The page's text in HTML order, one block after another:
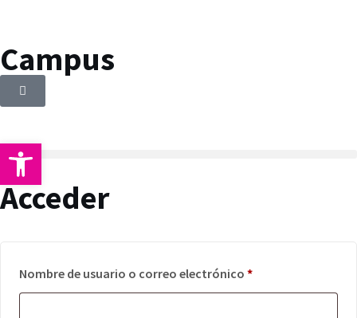
Campus
Acceder
Nombre de usuario o correo electrónico *
Abrir barra de herramientas